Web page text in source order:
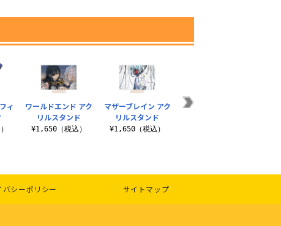
ィ
ワールドエンド アク
リルスタンド
¥1,650（税込）
マザーブレイン アク
リルスタンド
¥1,650（税込）
リコ アクリルブロッ
バシーポリシー サイトマップ